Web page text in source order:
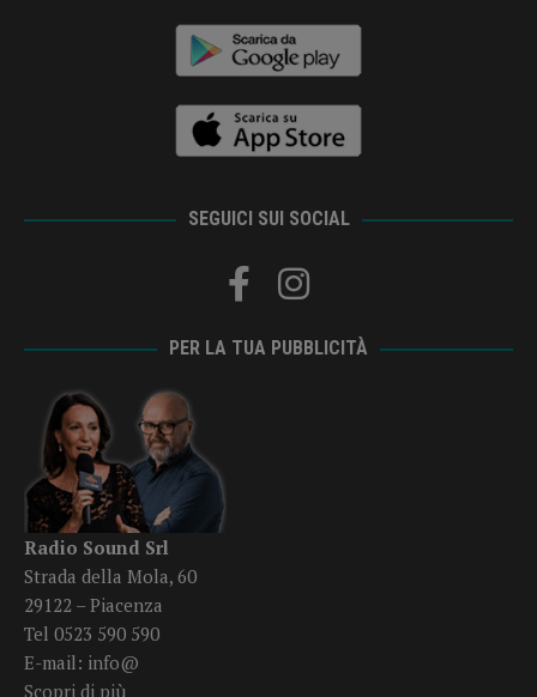
SEGUICI SUI SOCIAL
PER LA TUA PUBBLICITÀ
Radio Sound Srl
Strada della Mola, 60
29122 – Piacenza
Tel 0523 590 590
E-mail: info@
Scopri di più